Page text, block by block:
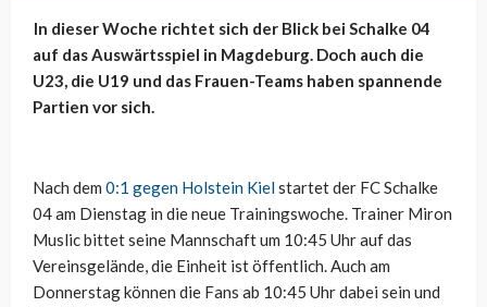
In dieser Woche richtet sich der Blick bei Schalke 04
auf das Auswärtsspiel in Magdeburg. Doch auch die
U23, die U19 und das Frauen-Teams haben spannende
Partien vor sich.
Nach dem 0:1 gegen Holstein Kielstartet der FC Schalke
04 am Dienstag in die neue Trainingswoche. Trainer Miron
Muslic bittet seine Mannschaft um 10:45 Uhr auf das
Vereinsgelände, die Einheit ist öffentlich. Auch am
Donnerstag können die Fans ab 10:45 Uhr dabei sein und